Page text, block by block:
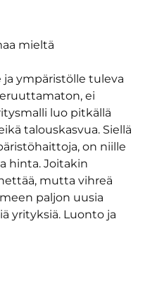
mieltä
ja ympäristölle tuleva
ei
luo pitkällä
talouskasvua. Siellä
on niille
hinta. Joitakin
mutta vihreä
paljon uusia
yrityksiä. Luonto ja